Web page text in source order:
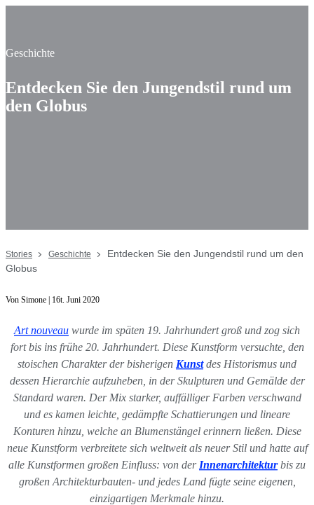
Geschichte
Entdecken Sie den Jungendstil rund um
den Globus
Stories Geschichte
Entdecken Sie den Jungendstil rund um den
Globus
Von Simone | 16t. Juni 2020
Art nouveau wurde im späten 19. Jahrhundert groß und zog sich
fort bis ins frühe 20. Jahrhundert. Diese Kunstform versuchte, den
stoischen Charakter der bisherigen Kunstdes Historismus und
dessen Hierarchie aufzuheben, in der Skulpturen und Gemälde der
Standard waren. Der Mix starker, auffälliger Farben verschwand
und es kamen leichte, gedämpfte Schattierungen und lineare
Konturen hinzu, welche an Blumenstängel erinnern ließen. Diese
neue Kunstform verbreitete sich weltweit als neuer Stil und hatte auf
alle Kunstformen großen Einfluss: von der Innenarchitekturbis zu
großen Architekturbauten- und jedes Land fügte seine eigenen,
einzigartigen Merkmale hinzu.